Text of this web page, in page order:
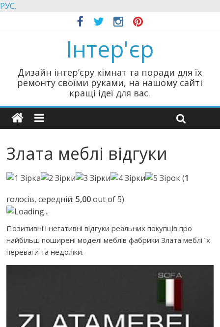
РУС.
Інтер'єр
Дизайн інтер’єру кімнат та поради для їх
ремонту своїми руками, на нашому сайті
кращі ідеї для вас.
Злата меблі відгуки
(1
голосів, середній:5,00out of 5)
Loading...
Позитивні і негативні відгуки реальних покупців про
найбільш поширені моделі меблів фабрики Злата меблі їх
переваги та недоліки.